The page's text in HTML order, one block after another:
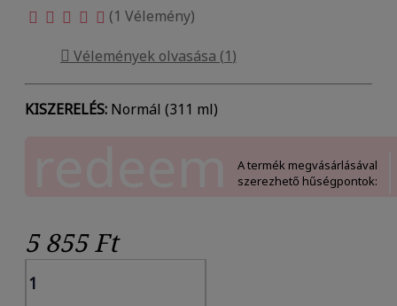
(1 Vélemény)
 Vélemények olvasása (1)
KISZERELÉS: Normál (311 ml)
A termék megvásárlásával
szerezhető hűségpontok:
5 855 Ft